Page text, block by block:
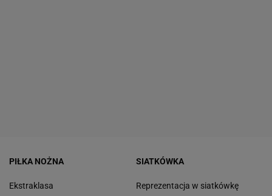
PIŁKA NOŻNA
Ekstraklasa
SIATKÓWKA
Reprezentacja w siatkówkę